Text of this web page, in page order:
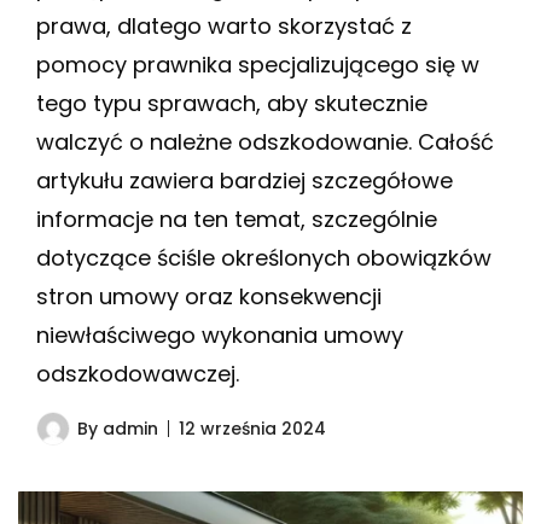
prawa, dlatego warto skorzystać z
pomocy prawnika specjalizującego się w
tego typu sprawach, aby skutecznie
walczyć o należne odszkodowanie. Całość
artykułu zawiera bardziej szczegółowe
informacje na ten temat, szczególnie
dotyczące ściśle określonych obowiązków
stron umowy oraz konsekwencji
niewłaściwego wykonania umowy
odszkodowawczej.
By admin 12 września 2024